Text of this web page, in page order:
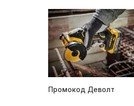
Промокод Деволт